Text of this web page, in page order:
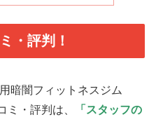
・評判！
暗闇フィットネスジム
ミ・評判は、
「スタッフの